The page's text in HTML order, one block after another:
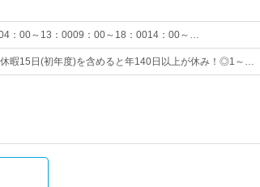
：00～13：0009：00～18：0014：00～…
日(初年度)を含めると年140日以上が休み！◎1～…